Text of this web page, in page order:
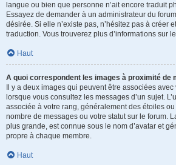
langue ou bien que personne n’ait encore traduit
Essayez de demander à un administrateur du
désirée. Si elle n’existe pas, n’hésitez pas à créer
traduction. Vous trouverez plus d’informations sur
Haut
A quoi correspondent les images à proximité de
Il y a deux images qui peuvent être associées
lorsque vous consultez les messages d’un sujet.
associée à votre rang, généralement des étoiles
nombre de messages ou votre statut sur le forum.
plus grande, est connue sous le nom d’avatar et
propre à chaque membre.
Haut